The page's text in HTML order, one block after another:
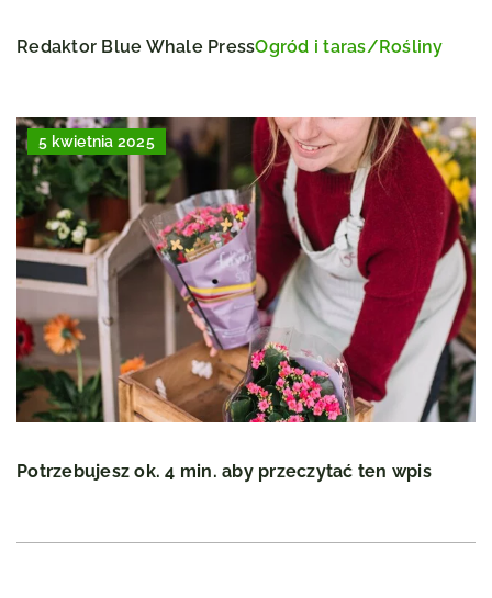
Redaktor Blue Whale PressOgród i taras/Rośliny
5 kwietnia 2025
Potrzebujesz ok. 4 min. aby przeczytać ten wpis